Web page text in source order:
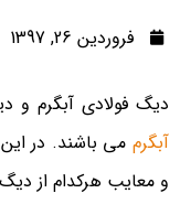
فروردین 26, 1397
دیگ‌ فولادی آبگرم و
آبگرم می باشند. در
و معایب هرکدام از